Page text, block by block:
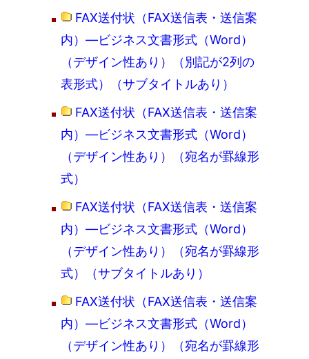
FAX送付状（FAX送信表・送信案
内）―ビジネス文書形式（Word）
（デザイン性あり）（別記が2列の
表形式）（サブタイトルあり）
FAX送付状（FAX送信表・送信案
内）―ビジネス文書形式（Word）
（デザイン性あり）（宛名が罫線形
式）
FAX送付状（FAX送信表・送信案
内）―ビジネス文書形式（Word）
（デザイン性あり）（宛名が罫線形
式）（サブタイトルあり）
FAX送付状（FAX送信表・送信案
内）―ビジネス文書形式（Word）
（デザイン性あり）（宛名が罫線形